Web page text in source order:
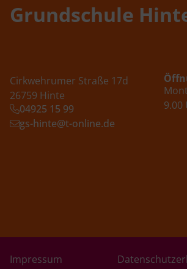
Grundschule
Cirkwehrumer Straße 17d
26759 Hinte
04925 15 99
gs-hinte@t-online.de
9.00
Impressum